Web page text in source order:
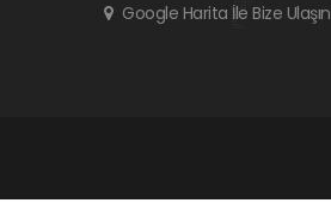
Google Harita İle Bize Ulaşın